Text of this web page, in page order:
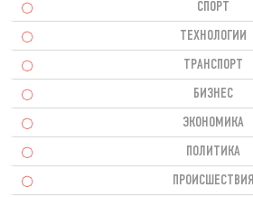
СПОРТ
ТЕХНОЛОГИИ
ТРАНСПОРТ
БИЗНЕС
ЭКОНОМИКА
ПОЛИТИКА
ПРОИСШЕСТВИЯ